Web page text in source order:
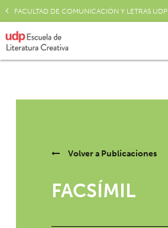
FACULTAD DE COMUNICACIÓN Y LETRAS UDP
Volver a Publicaciones
FACSÍMIL